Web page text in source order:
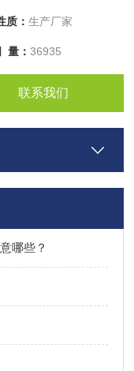
质： 生产厂家
量： 36935
联系我们
哪些？